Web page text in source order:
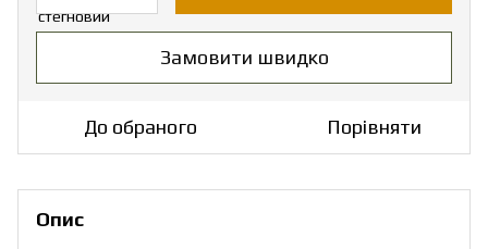
Замовити швидко
До обраного Порівняти
Опис